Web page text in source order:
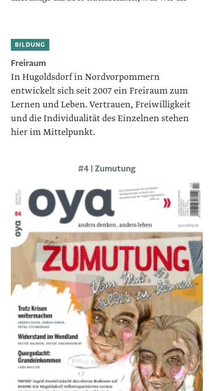
BILDUNG
Freiraum
In Hugoldsdorf in Nordvorpommern
entwickelt sich seit 2007 ein Freiraum zum
Lernen und Leben. Vertrauen, ­Freiwilligkeit
und die Individualität des Einzelnen stehen
hier im Mittelpunkt.
#4 | Zumutung